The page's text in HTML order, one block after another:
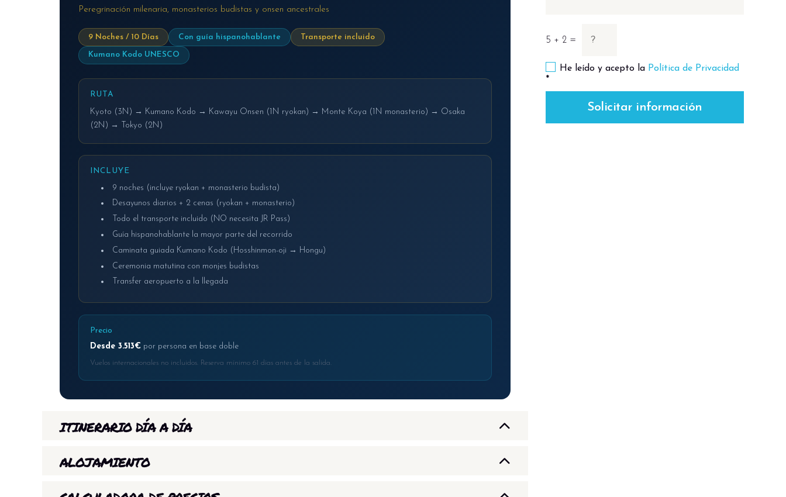
Peregrinación milenaria, monasterios budistas y onsen ancestrales
9 Noches / 10 Días Con guía hispanohablante Transporte incluido
Kumano Kodo UNESCO
RUTA
Kyoto (3N) → Kumano Kodo → Kawayu Onsen (1N ryokan) → Monte Koya (1N monasterio) → Osaka
(2N) → Tokyo (2N)
INCLUYE
9 noches (incluye ryokan + monasterio budista)
Desayunos diarios + 2 cenas (ryokan + monasterio)
Todo el transporte incluido (NO necesita JR Pass)
Guía hispanohablante la mayor parte del recorrido
Caminata guiada Kumano Kodo (Hosshinmon-oji → Hongu)
Ceremonia matutina con monjes budistas
Transfer aeropuerto a la llegada
Precio
Desde 3.513€ por persona en base doble
Vuelos internacionales no incluidos. Reserva mínimo 61 días antes de la salida.
ITINERARIO DÍA A DÍA
DÍA 1
ALOJAMIENTO
5 + 2 =
He leído y acepto la Política de Privacidad
*
Solicitar información